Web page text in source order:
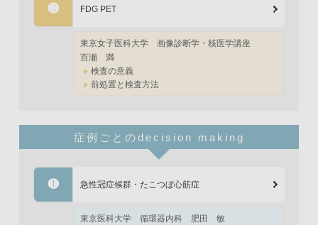
❸ FDG PET
東京女子医科大学
画像診断学・核医学講座
百瀬 満
検査の意義
前処置と検査方法
症例ごとのdecision making
❶ 急性冠症候群・たこつぼ心筋症
東京医科大学 循環器内科
肥田 敏